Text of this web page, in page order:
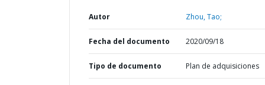
Autor Zhou, Tao;
Fecha del documento 2020/09/18
Tipo de documento Plan de adquisiciones